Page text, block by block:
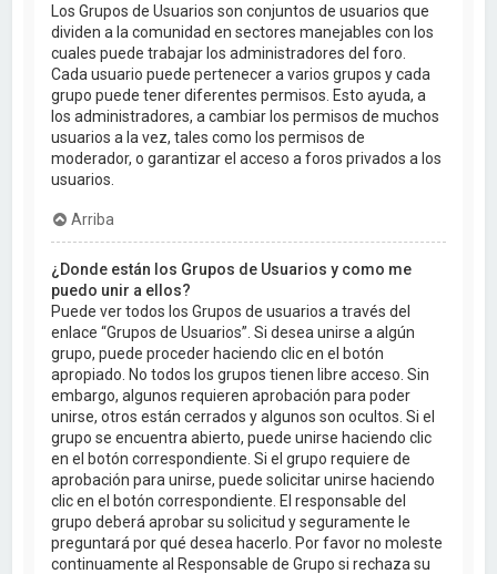
Los Grupos de Usuarios son conjuntos de usuarios que
dividen a la comunidad en sectores manejables con los
cuales puede trabajar los administradores del foro.
Cada usuario puede pertenecer a varios grupos y cada
grupo puede tener diferentes permisos. Esto ayuda, a
los administradores, a cambiar los permisos de muchos
usuarios a la vez, tales como los permisos de
moderador, o garantizar el acceso a foros privados a los
usuarios.
Arriba
¿Donde están los Grupos de Usuarios y como me
puedo unir a ellos?
Puede ver todos los Grupos de usuarios a través del
enlace “Grupos de Usuarios”. Si desea unirse a algún
grupo, puede proceder haciendo clic en el botón
apropiado. No todos los grupos tienen libre acceso. Sin
embargo, algunos requieren aprobación para poder
unirse, otros están cerrados y algunos son ocultos. Si el
grupo se encuentra abierto, puede unirse haciendo clic
en el botón correspondiente. Si el grupo requiere de
aprobación para unirse, puede solicitar unirse haciendo
clic en el botón correspondiente. El responsable del
grupo deberá aprobar su solicitud y seguramente le
preguntará por qué desea hacerlo. Por favor no moleste
continuamente al Responsable de Grupo si rechaza su